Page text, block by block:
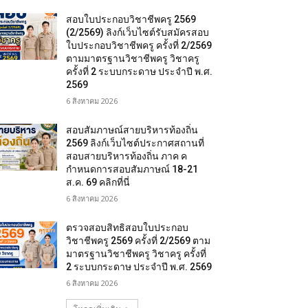
สอบใบประกอบวิชาชีพครู 2569
(2/2569) ลิงก์เว็บไซต์รับสมัครสอบ
ใบประกอบวิชาชีพครู ครั้งที่ 2/2569
ตามมาตรฐานวิชาชีพครู วิชาครู
ครั้งที่ 2 ระบบกระดาษ ประจำปี พ.ศ.
2569
6 สิงหาคม 2026
สอบสัมภาษณ์สายบริหารท้องถิ่น
2569 ลิงก์เว็บไซต์ประกาศสถานที่
สอบสายบริหารท้องถิ่น ภาค ค
กำหนดการสอบสัมภาษณ์ 18-21
ส.ค. 69 คลิกที่นี่
6 สิงหาคม 2026
ตรวจสอบสิทธิสอบใบประกอบ
วิชาชีพครู 2569 ครั้งที่ 2/2569 ตาม
มาตรฐานวิชาชีพครู วิชาครู ครั้งที่
2 ระบบกระดาษ ประจำปี พ.ศ. 2569
6 สิงหาคม 2026